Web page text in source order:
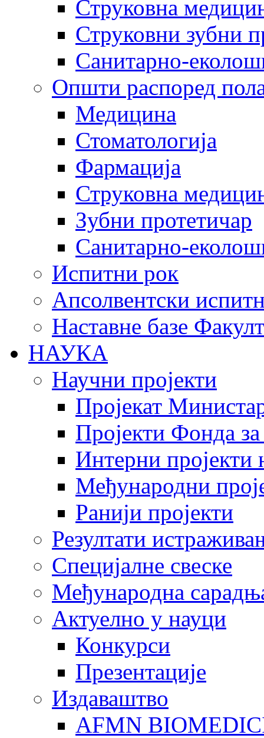
Струковна
Струковни зубни
Санитарно-
Општи распоред
Медицина
Стоматологија
Фармација
Струковна
Зубни протетичар
Санитарно-
Испитни рок
Апсолвентски
Наставне базе
НАУКА
Научни пројекти
Пројекат
Пројекти Фонда
Интерни пројекти
Међународни
Ранији пројекти
Резултати
Специјалне свеске
Међународна
Актуелно у науци
Конкурси
Презентације
Издаваштво
AFMN